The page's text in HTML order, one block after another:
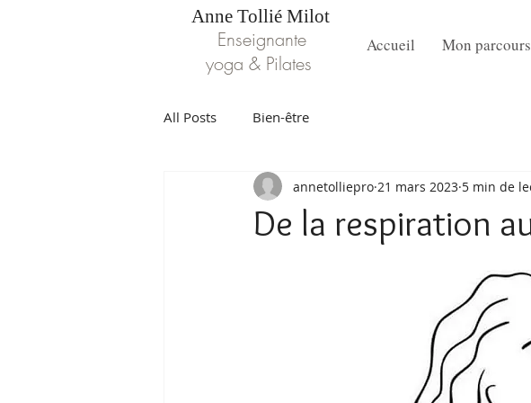
Anne Tollié Milot
Enseignante
yoga & Pilates
Accueil Mon parcours
All Posts Bien-être
De la respiration
annetolliepro 21 mars 2023 5 min de